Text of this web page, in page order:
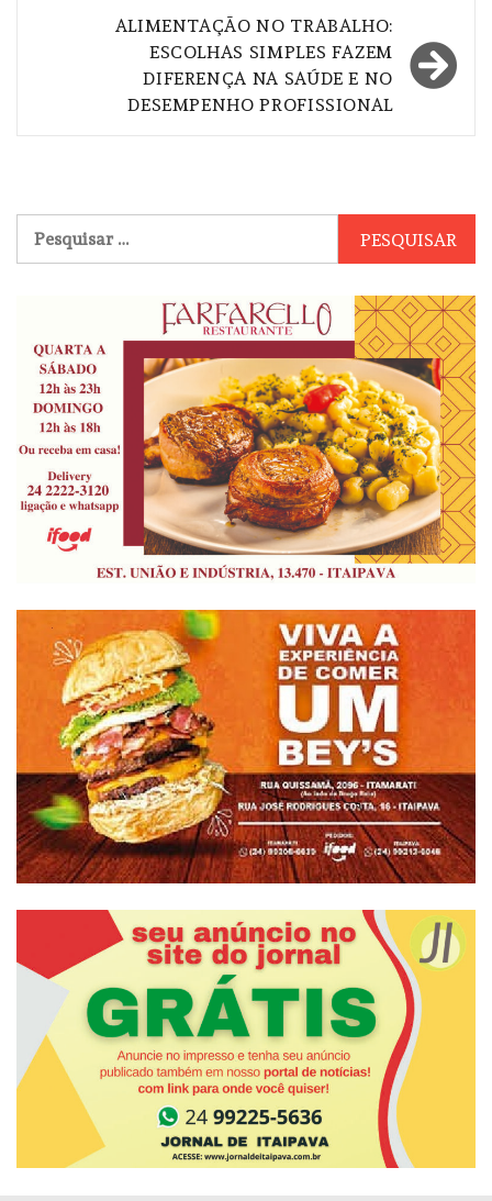
ALIMENTAÇÃO NO TRABALHO:
ESCOLHAS SIMPLES FAZEM
DIFERENÇA NA SAÚDE E NO
DESEMPENHO PROFISSIONAL
por: